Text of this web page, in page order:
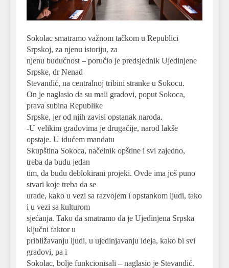
Sokolac smatramo važnom tačkom u Republici
Srpskoj, za njenu istoriju, za
njenu budućnost – poručio je predsjednik Ujedinjene
Srpske, dr Nenad
Stevandić, na centralnoj tribini stranke u Sokocu.
On je naglasio da su mali gradovi, poput Sokoca,
prava subina Republike
Srpske, jer od njih zavisi opstanak naroda.
-U velikim gradovima je drugačije, narod lakše
opstaje. U idućem mandatu
Skupština Sokoca, načelnik opštine i svi zajedno,
treba da budu jedan
tim, da budu deblokirani projeki. Ovde ima još puno
stvari koje treba da se
urade, kako u vezi sa razvojem i opstankom ljudi, tako
i u vezi sa kulturom
sjećanja. Tako da smatramo da je Ujedinjena Srpska
ključni faktor u
približavanju ljudi, u ujedinjavanju ideja, kako bi svi
gradovi, pa i
Sokolac, bolje funkcionisali – naglasio je Stevandić.